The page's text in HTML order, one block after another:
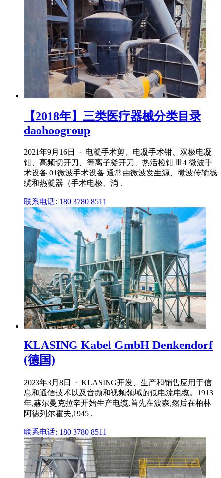
【2018年】三类医疗器械分类目录
daohoogroup
2021年9月16日 · 电凝手术剪、电凝手术钳、双极电凝
钳、高频切开刀、等离子凝开刀、热活检钳 Ⅲ 4 微波手
术设备 01微波手术设备 通常由微波发生源、微波传输线
缆和热凝器（手术电极、消 .
联系电话: 180 3780 8511
KLASING Kabel GmbH Denkendorf
(德国)
2023年3月8日 · KLASING开发、生产和销售应用于信
息和通信技术以及音频和视频领域的低电流电缆。1913
年,赫尔曼克拉辛开始生产电缆,首先在波森,然后在柏林
阿德列尔霍夫,1945 .
联系电话: 180 3780 8511